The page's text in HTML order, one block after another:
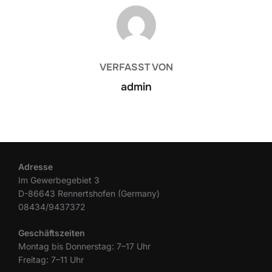
BEITRAGSAUTOR
VERFASST VON
admin
Adresse
Im Gewerbegebiet 3
D-86643 Rennertshofen (Germany)
08434/9437372
Geschäftszeiten
Montag bis Donnerstag: 7–17 Uhr
Freitag: 7–11 Uhr